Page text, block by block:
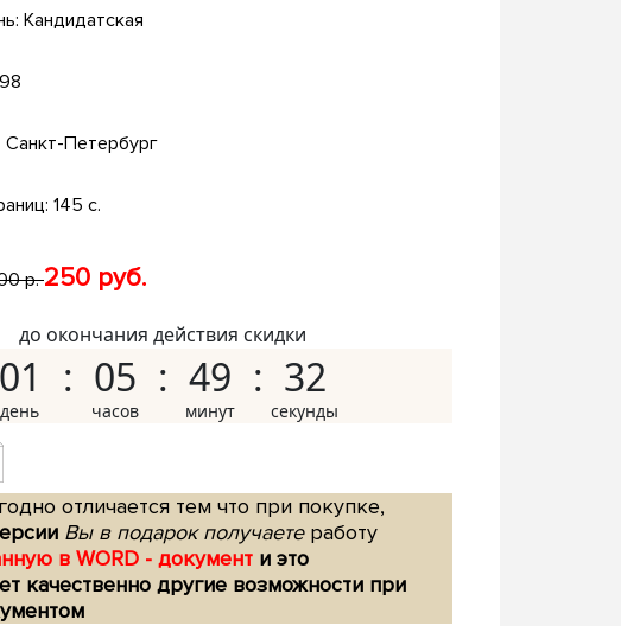
Кандидатская
Санкт-Петербург
145 с.
р.250 руб.
до окончания действия скидки
01 05 49 31
отличается тем что при покупке,
Вы в подарок получаетеработу
в WORD - документ и это
качественно другие возможности при